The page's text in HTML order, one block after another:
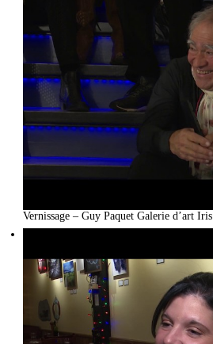
Vernissage – Guy Paquet Galerie d’art Iris